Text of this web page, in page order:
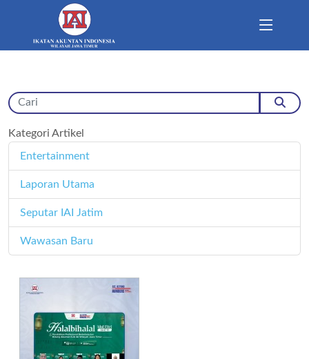
Kategori Artikel
Entertainment
Laporan Utama
Seputar IAI Jatim
Wawasan Baru